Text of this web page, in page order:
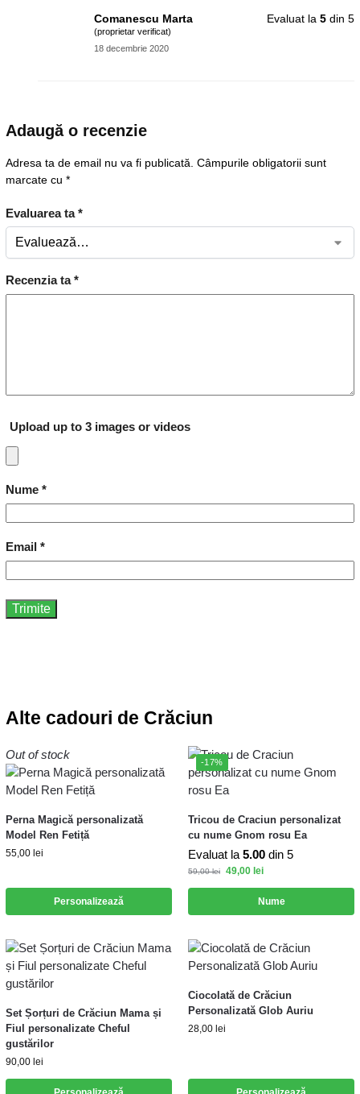
Evaluat la 5 din 5
Comanescu Marta
(proprietar verificat)
18 decembrie 2020
Adaugă o recenzie
Adresa ta de email nu va fi publicată. Câmpurile obligatorii sunt
marcate cu *
Evaluarea ta*
Recenzia ta*
Upload up to 3 images or videos
Nume *
Email *
Alte cadouri de Crăciun
Out of stock
Perna Magică personalizată
Model Ren Fetiță
55,00 lei
Personalizează
-17%
Tricou de Craciun personalizat
cu nume Gnom rosu Ea
Evaluat la 5.00 din 5
59,00lei 49,00 lei
Nume
Set Șorțuri de Crăciun Mama și
Fiul personalizate Cheful
gustărilor
90,00 lei
Ciocolată de Crăciun
Personalizată Glob Auriu
28,00 lei